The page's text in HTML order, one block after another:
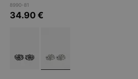
8990-81
34.90€